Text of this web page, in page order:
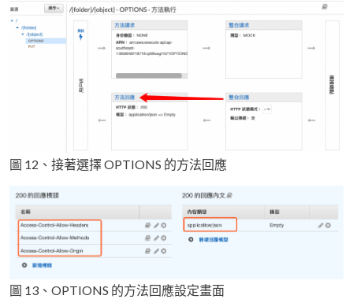
圖 12、接著選擇 OPTIONS 的方法回應
圖 13、OPTIONS 的方法回應設定畫面